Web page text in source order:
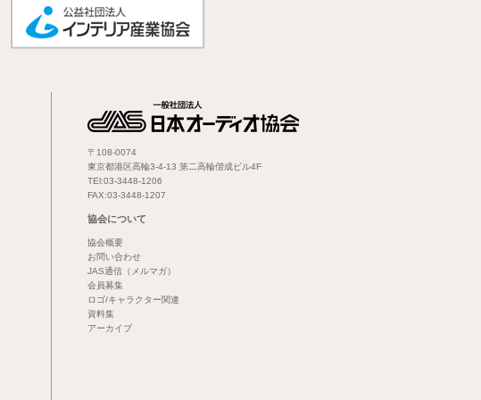
〒108-0074
東京都港区高輪3-4-13 第二高輪偕成ビル4F
TEl:03-3448-1206
FAX:03-3448-1207
協会について
協会概要
お問い合わせ
JAS通信（メルマガ）
会員募集
ロゴ/キャラクター関連
資料集
アーカイブ